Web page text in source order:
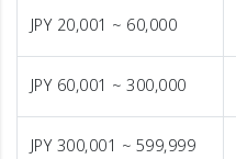
JPY 20,001 ~ 60,000
JPY 60,001 ~ 300,000
JPY 300,001 ~ 599,999